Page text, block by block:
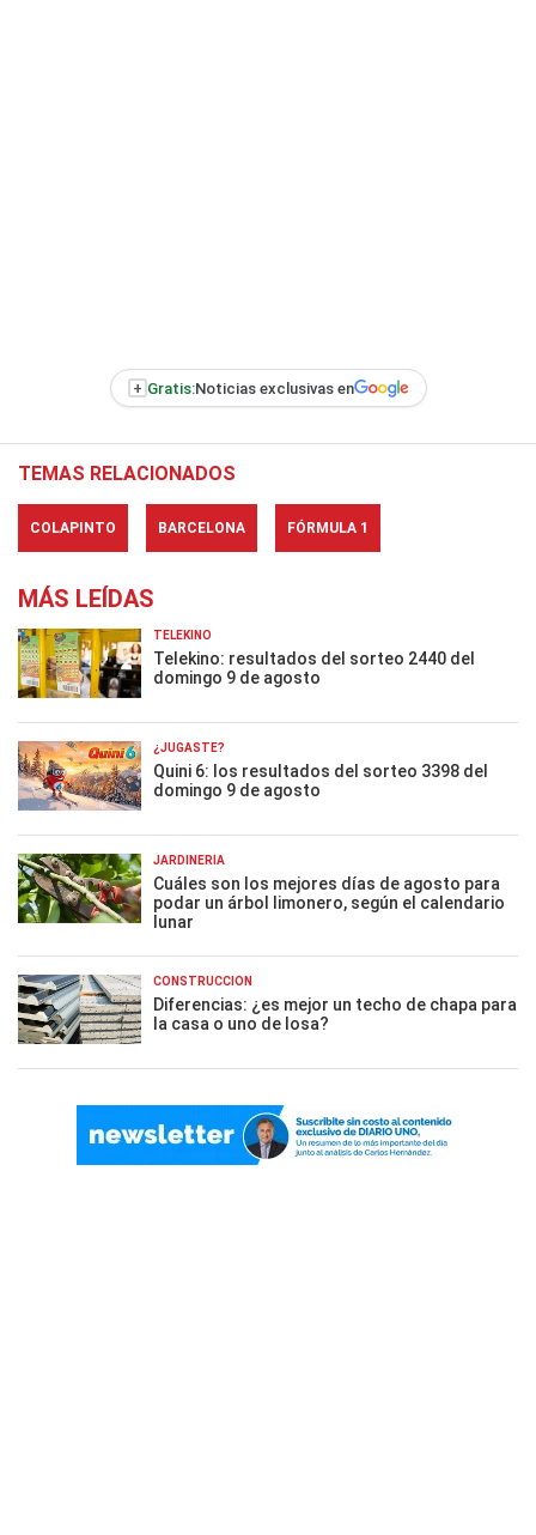
+ Gratis:Noticias exclusivas en
TEMAS RELACIONADOS
COLAPINTO BARCELONA FÓRMULA 1
MÁS LEÍDAS
TELEKINO
Telekino: resultados del sorteo 2440 del
domingo 9 de agosto
¿JUGASTE?
Quini 6: los resultados del sorteo 3398 del
domingo 9 de agosto
JARDINERÍA
Cuáles son los mejores días de agosto para
podar un árbol limonero, según el calendario
lunar
CONSTRUCCIÓN
Diferencias: ¿es mejor un techo de chapa para
la casa o uno de losa?